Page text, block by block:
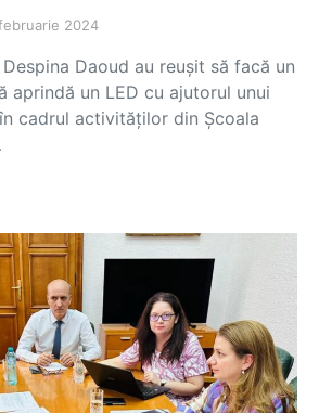
2024
Daoud au reușit să facă un
aprindă un LED cu ajutorul unui
cadrul activităților din Școala